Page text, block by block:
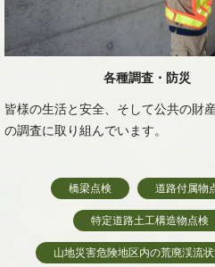
各種調査・防災
皆様の生活と安全、そして公共の財
の調査に取り組んでいます。
橋梁点検 道路付属物
特定道路土工構造物点検
山地災害危険地区内の荒廃渓流